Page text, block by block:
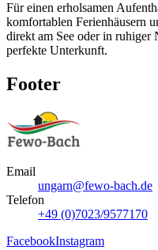
Für einen erholsamen
komfortablen Ferienhäusern
direkt am See oder in ruhiger
perfekte Unterkunft.
Footer
Email
ungarn@fewo-bach.de
Telefon
+49 (0)7023/9577170
FacebookInstagram